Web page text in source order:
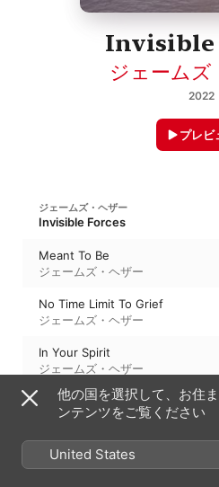
Invisible
ジェームズ
2022
プレビ
ジェームズ・ヘザー
Invisible Forces
Meant To Be
ジェームズ・ヘザー
No Time Limit To Grief
ジェームズ・ヘザー
In Your Spirit
ジェームズ・ヘザー
Balance
ジェームズ・ヘザー
Ultraviolet
ジェームズ・ヘザー
他の国を選択して、お住
ンテンツをご覧ください
United States